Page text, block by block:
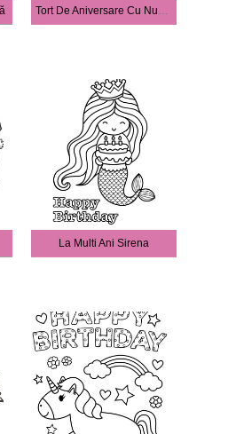
Tort De Aniversare Cu Numărul 40
La Multi Ani Sirena